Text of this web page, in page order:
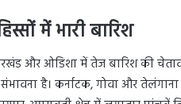
में भारी बारिश
और ओडिशा में तेज बारिश की
संभावना है। कर्नाटक, गोवा और